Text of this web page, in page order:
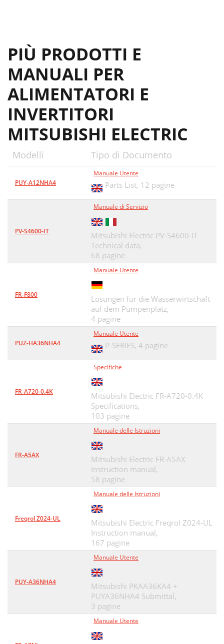
PIÙ PRODOTTI E
MANUALI PER
ALIMENTATORI E
INVERTITORI
MITSUBISHI ELECTRIC
Modelli Tipo di Documento
PUY-A12NHA4
Manuale Utente
Parts List, 12 pagine
PV-S4600-IT
Manuale di Servizio
Mitsubishi Electric PV-S4600-IT
Technical data,
68 pagine
FR-F800
Manuale Utente
Lösungen für die Wasserwirtschaft
auf dem Pumpenplatz,
4 pagine
PUZ-HA36NHA4
Manuale Utente
P-SERIES, 4 pagine
FR-A720-0.4K
Specifiche
Mitsubishi Electric FR-A720-0.4K
Specifications,
103 pagine
FR-A5AX
Manuale delle Istruzioni
Mitsubishi Electric FR-A5AX
Instruction manual,
58 pagine
Freqrol Z024-UL
Manuale delle Istruzioni
Mitsubishi Electric Freqrol Z024-UL
Instruction manual,
167 pagine
PUY-A36NHA4
Manuale Utente
Mitsubishi PKAA36KA4 +
PUYA36NHA4 Submittal,
3 pagine
Manuale Utente